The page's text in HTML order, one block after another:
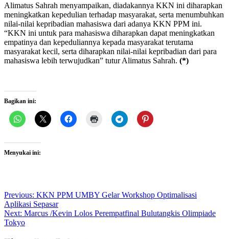
Alimatus Sahrah menyampaikan, diadakannya KKN ini diharapkan
meningkatkan kepedulian terhadap masyarakat, serta menumbuhkan
nilai-nilai kepribadian mahasiswa dari adanya KKN PPM ini.
“KKN ini untuk para mahasiswa diharapkan dapat meningkatkan
empatinya dan kepeduliannya kepada masyarakat terutama
masyarakat kecil, serta diharapkan nilai-nilai kepribadian dari para
mahasiswa lebih terwujudkan” tutur Alimatus Sahrah. (*)
Bagikan ini:
Menyukai ini:
Post
navigation
Previous: KKN PPM UMBY Gelar Workshop Optimalisasi
Aplikasi Sepasar
Next: Marcus /Kevin Lolos Perempatfinal Bulutangkis Olimpiade
Tokyo